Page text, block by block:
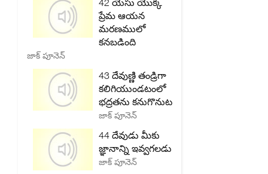
42 యేసు యొక్క
ప్రేమ ఆయన
మరణములో
కనబడింది
జాక్ పూనెన్
43 దేవుణ్ణి తండ్రిగా
కలిగియుండటంలో
భద్రతను కనుగొనుట
జాక్ పూనెన్
44 దేవుడు మీకు
జ్ఞానాన్ని ఇవ్వగలడు
జాక్ పూనెన్